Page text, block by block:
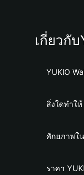
เกี่ยวกั
YUKIO
สิ่งใดทำใ
ศักยภาพใ
ราคา